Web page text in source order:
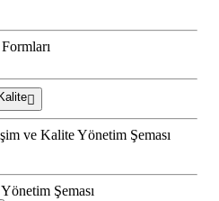
ve Kalite Yönetim Şeması
Şeması